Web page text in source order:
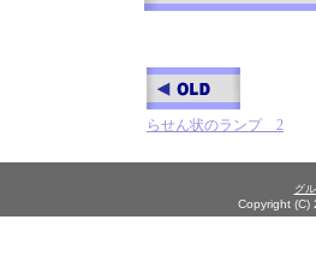
らせん状のランプ 2
グ
Copyright (C)